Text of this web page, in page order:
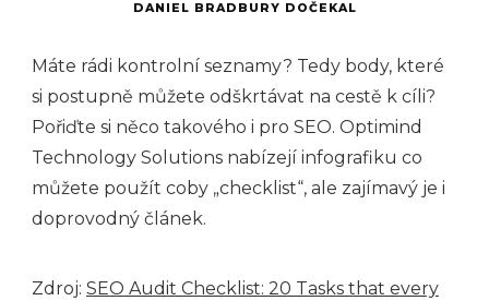
DANIEL BRADBURY DOČEKAL
Máte rádi kontrolní seznamy? Tedy body, které
si postupně můžete odškrtávat na cestě k cíli?
Pořiďte si něco takového i pro SEO. Optimind
Technology Solutions nabízejí infografiku co
můžete použít coby „checklist“, ale zajímavý je i
doprovodný článek.
Zdroj: SEO Audit Checklist: 20 Tasks that every